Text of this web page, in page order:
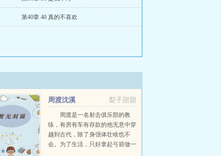
第40章 40 真的不喜欢
梨子甜甜
周渡沈溪
周渡是一名射击俱乐部的教
练，有房有车有存款的他无意中穿
越到古代，除了身强体壮啥也不
会。为了生活，只好拿起弓箭做一